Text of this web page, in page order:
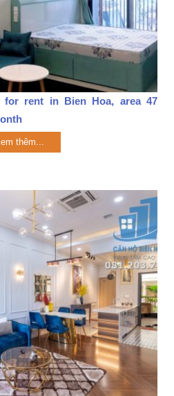
for rent in Bien Hoa, area 47
thêm...